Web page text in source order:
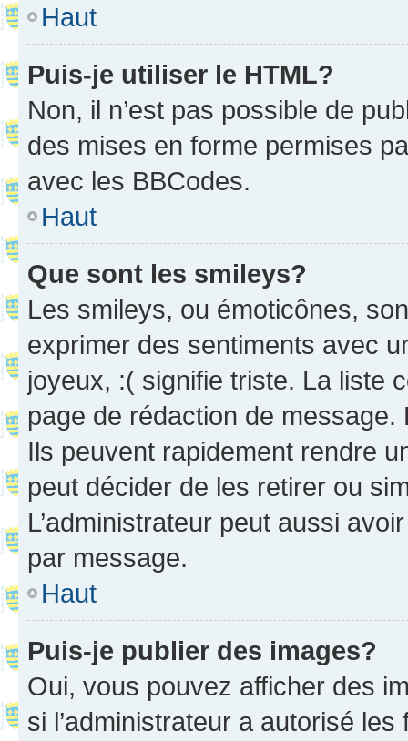
Haut
Puis-je utiliser le HTML?
Non, il n’est pas possible de
des mises en forme permises
avec les BBCodes.
Haut
Que sont les smileys?
Les smileys, ou émoticônes,
exprimer des sentiments avec
joyeux, :( signifie triste. La liste
page de rédaction de
Ils peuvent rapidement rendre
peut décider de les retirer ou
L’administrateur peut aussi
par message.
Haut
Puis-je publier des images?
Oui, vous pouvez afficher des
si l’administrateur a autorisé